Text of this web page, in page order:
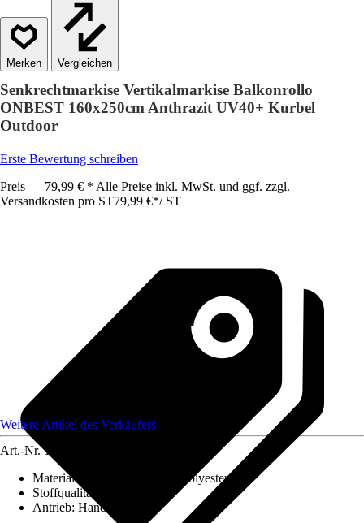
Vergleichen
Senkrechtmarkise Vertikalmarkise Balkonrollo
ONBEST 160x250cm Anthrazit UV40+ Kurbel
Outdoor
Erste Bewertung schreiben
Preis — 79,99 € * Alle Preise inkl. MwSt. und ggf. zzgl.
Versandkosten pro ST79,99 €*/ ST
Weitere Artikel des Verkäufers
Art.-Nr. 12740966
Material-Zusammensetzung
Polyester
Stoffqualität
Antrieb: Handkurbel